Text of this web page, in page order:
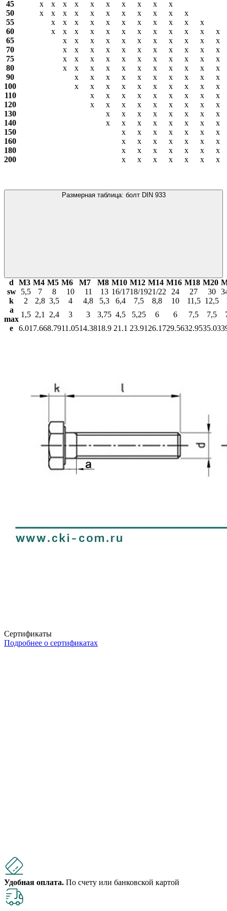
45
х х х х х х х х х
х
50
х х х х х х х х х х
х
55
х х х х х х х х х х
х
60
х х х х х х х х х х х
х
65
х х х х х х х х х х
х
70
х х х х х х х х х х
х
75
х х х х х х х х х х
х
80
х х х х х х х х х х
х
90
х х х х х х х х х
х
100
х х х х х х х х х
х
110
х х х х х х х х
х
120
х х х х х х х х
х
130
х х х х х х х
х
140
х х х х х х х
х
150
х х х х х х
х
160
х х х х х х
х
180
х х х х х х
х
200
х х х х х х х
Размерная таблица: болт DIN 933
d М3 М4 М5 М6 М7 М8 М10 М12 М14 М16 М18 М20
sw
5,5 7 8 10 11 13 16/1718/1921/22 24 27 30
k
2 2,8 3,5 4 4,8 5,3 6,4 7,5 8,8 10 11,5 12,5
a
max
1,5 2,1 2,4 3 3 3,75 4,5 5,25 6 6 7,5 7,5
e
6.01 7.668.7911.0514.3818.9 21.1 23.91 26.1729.5632.9535.03
Сертификаты
Подробнее о сертификатах
Удобная оплата. По счету или банковской картой